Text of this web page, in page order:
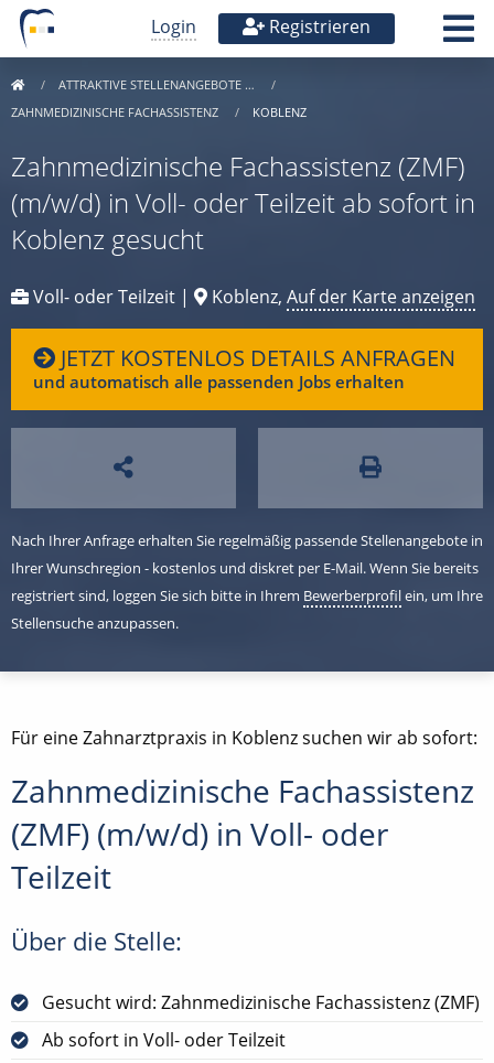
Login Registrieren
ATTRAKTIVE STELLENANGEBOTE …
ZAHNMEDIZINISCHE FACHASSISTENZ
KOBLENZ
Zahnmedizinische Fachassistenz (ZMF)
(m/w/d) in Voll- oder Teilzeit ab sofort in
Koblenz gesucht
Voll- oder Teilzeit | Koblenz, Auf der Karte anzeigen
JETZT KOSTENLOS DETAILS ANFRAGEN
und automatisch alle passenden Jobs erhalten
Nach Ihrer Anfrage erhalten Sie regelmäßig passende Stellenangebote in
Ihrer Wunschregion - kostenlos und diskret per E-Mail. Wenn Sie bereits
registriert sind, loggen Sie sich bitte in Ihrem Bewerberprofilein, um Ihre
Stellensuche anzupassen.
Für eine Zahnarztpraxis in Koblenz suchen wir ab sofort:
Zahnmedizinische Fachassistenz
(ZMF) (m/w/d) in Voll- oder
Teilzeit
Über die Stelle:
Gesucht wird: Zahnmedizinische Fachassistenz (ZMF)
Ab sofort in Voll- oder Teilzeit